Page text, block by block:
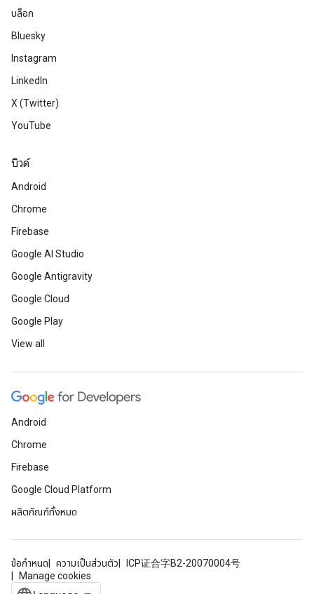
บล็อก
Bluesky
Instagram
LinkedIn
X (Twitter)
YouTube
บิวด์
Android
Chrome
Firebase
Google AI Studio
Google Antigravity
Google Cloud
Google Play
View all
Android
Chrome
Firebase
Google Cloud Platform
ผลิตภัณฑ์ทั้งหมด
ข้อกำหนด ความเป็นส่วนตัว
ICP证合字B2-20070004号
Manage cookies